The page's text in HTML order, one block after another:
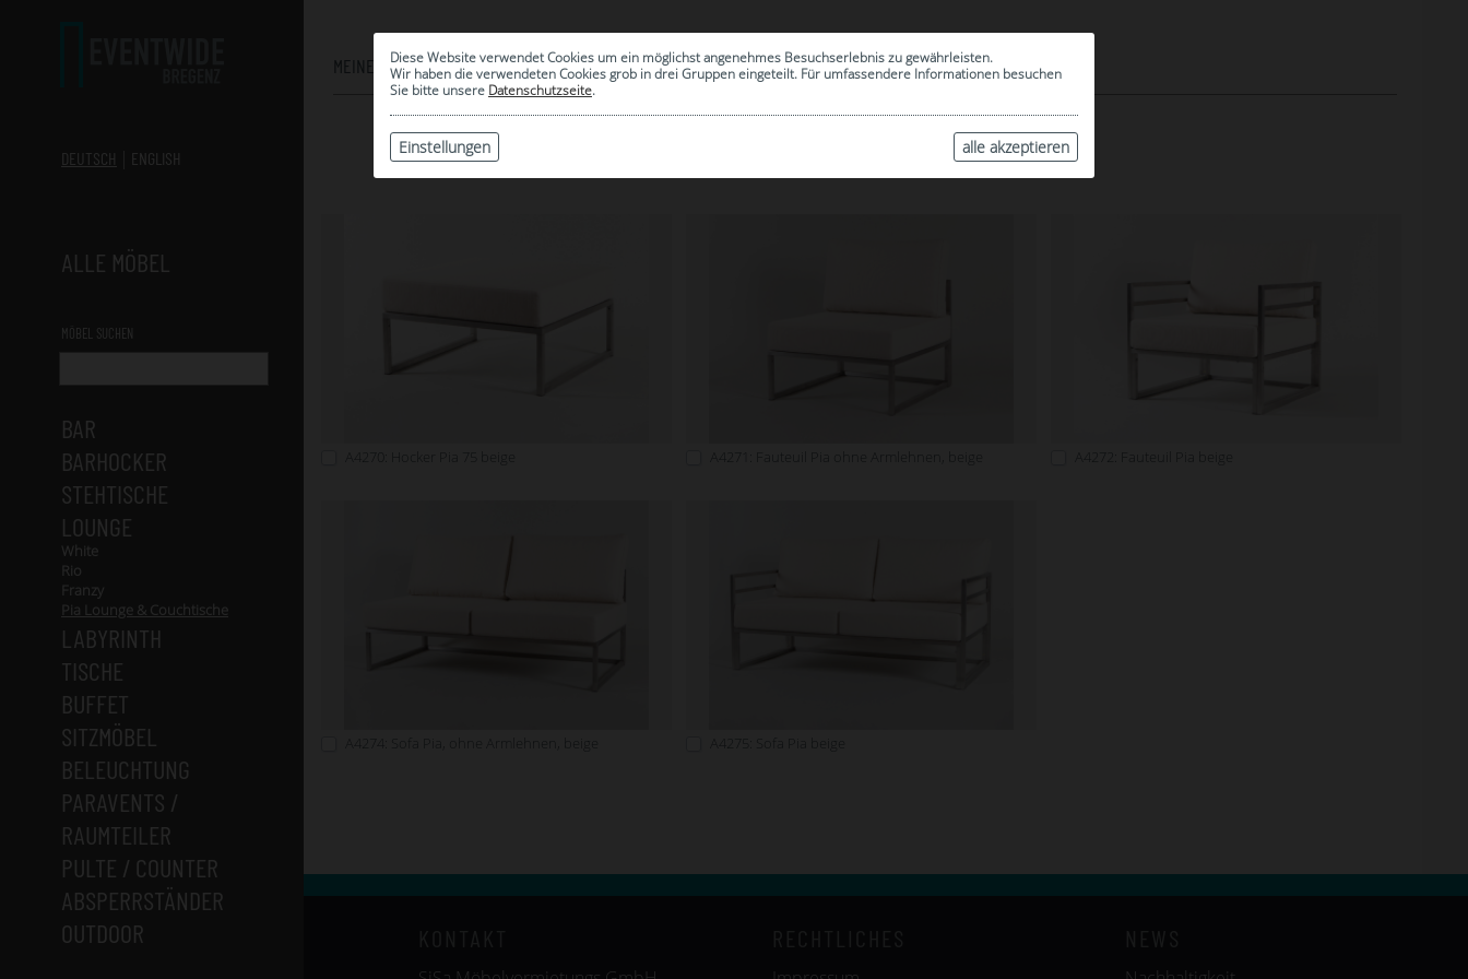
Diese Website verwendet Cookies um ein möglichst angenehmes Besuchserlebnis zu gewährleisten.
Wir haben die verwendeten Cookies grob in drei Gruppen eingeteilt. Für umfassendere Informationen besuchen
Sie bitte unsere Datenschutzseite.
alle akzeptieren
Einstellungen
DEUTSCH ENGLISH
ALLE MÖBEL
MÖBEL SUCHEN
BAR
BARHOCKER
STEHTISCHE
LOUNGE
White
Rio
Franzy
Pia Lounge & Couchtische
LABYRINTH
TISCHE
BUFFET
SITZMÖBEL
BELEUCHTUNG
PARAVENTS /
RAUMTEILER
PULTE / COUNTER
ABSPERRSTÄNDER
OUTDOOR
MEINE AUSWAHL
0
| ARCHIV
PIA LOUNGE & COUCHTISCHE